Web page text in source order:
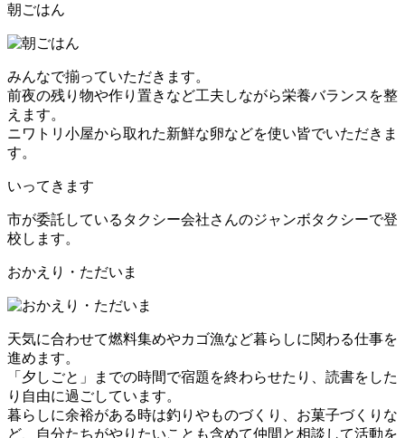
朝ごはん
みんなで揃っていただきます。
前夜の残り物や作り置きなど工夫しながら栄養バランスを整
えます。
ニワトリ小屋から取れた新鮮な卵などを使い皆でいただきま
す。
いってきます
市が委託しているタクシー会社さんのジャンボタクシーで登
校します。
おかえり・ただいま
天気に合わせて燃料集めやカゴ漁など暮らしに関わる仕事を
進めます。
「夕しごと」までの時間で宿題を終わらせたり、読書をした
り自由に過ごしています。
暮らしに余裕がある時は釣りやものづくり、お菓子づくりな
ど、自分たちがやりたいことも含めて仲間と相談して活動を